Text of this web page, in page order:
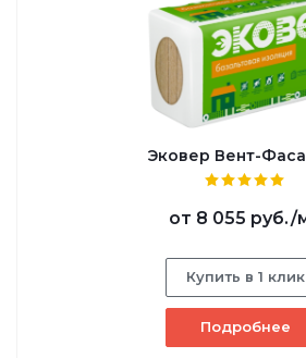
Эковер Вент-
от 8 055 руб./
Купить в 1 клик
Подробнее